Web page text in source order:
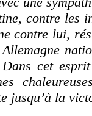
contre les
contre lui,
cet
jusqu’à la